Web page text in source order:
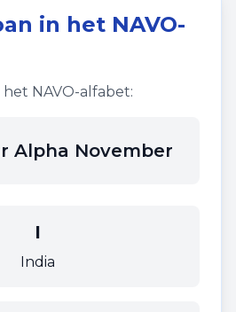
in het NAVO-
het NAVO-alfabet:
Alpha November
I
India